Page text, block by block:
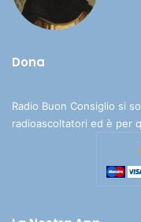
Dona
Radio Buon Consiglio si
radioascoltatori ed è per